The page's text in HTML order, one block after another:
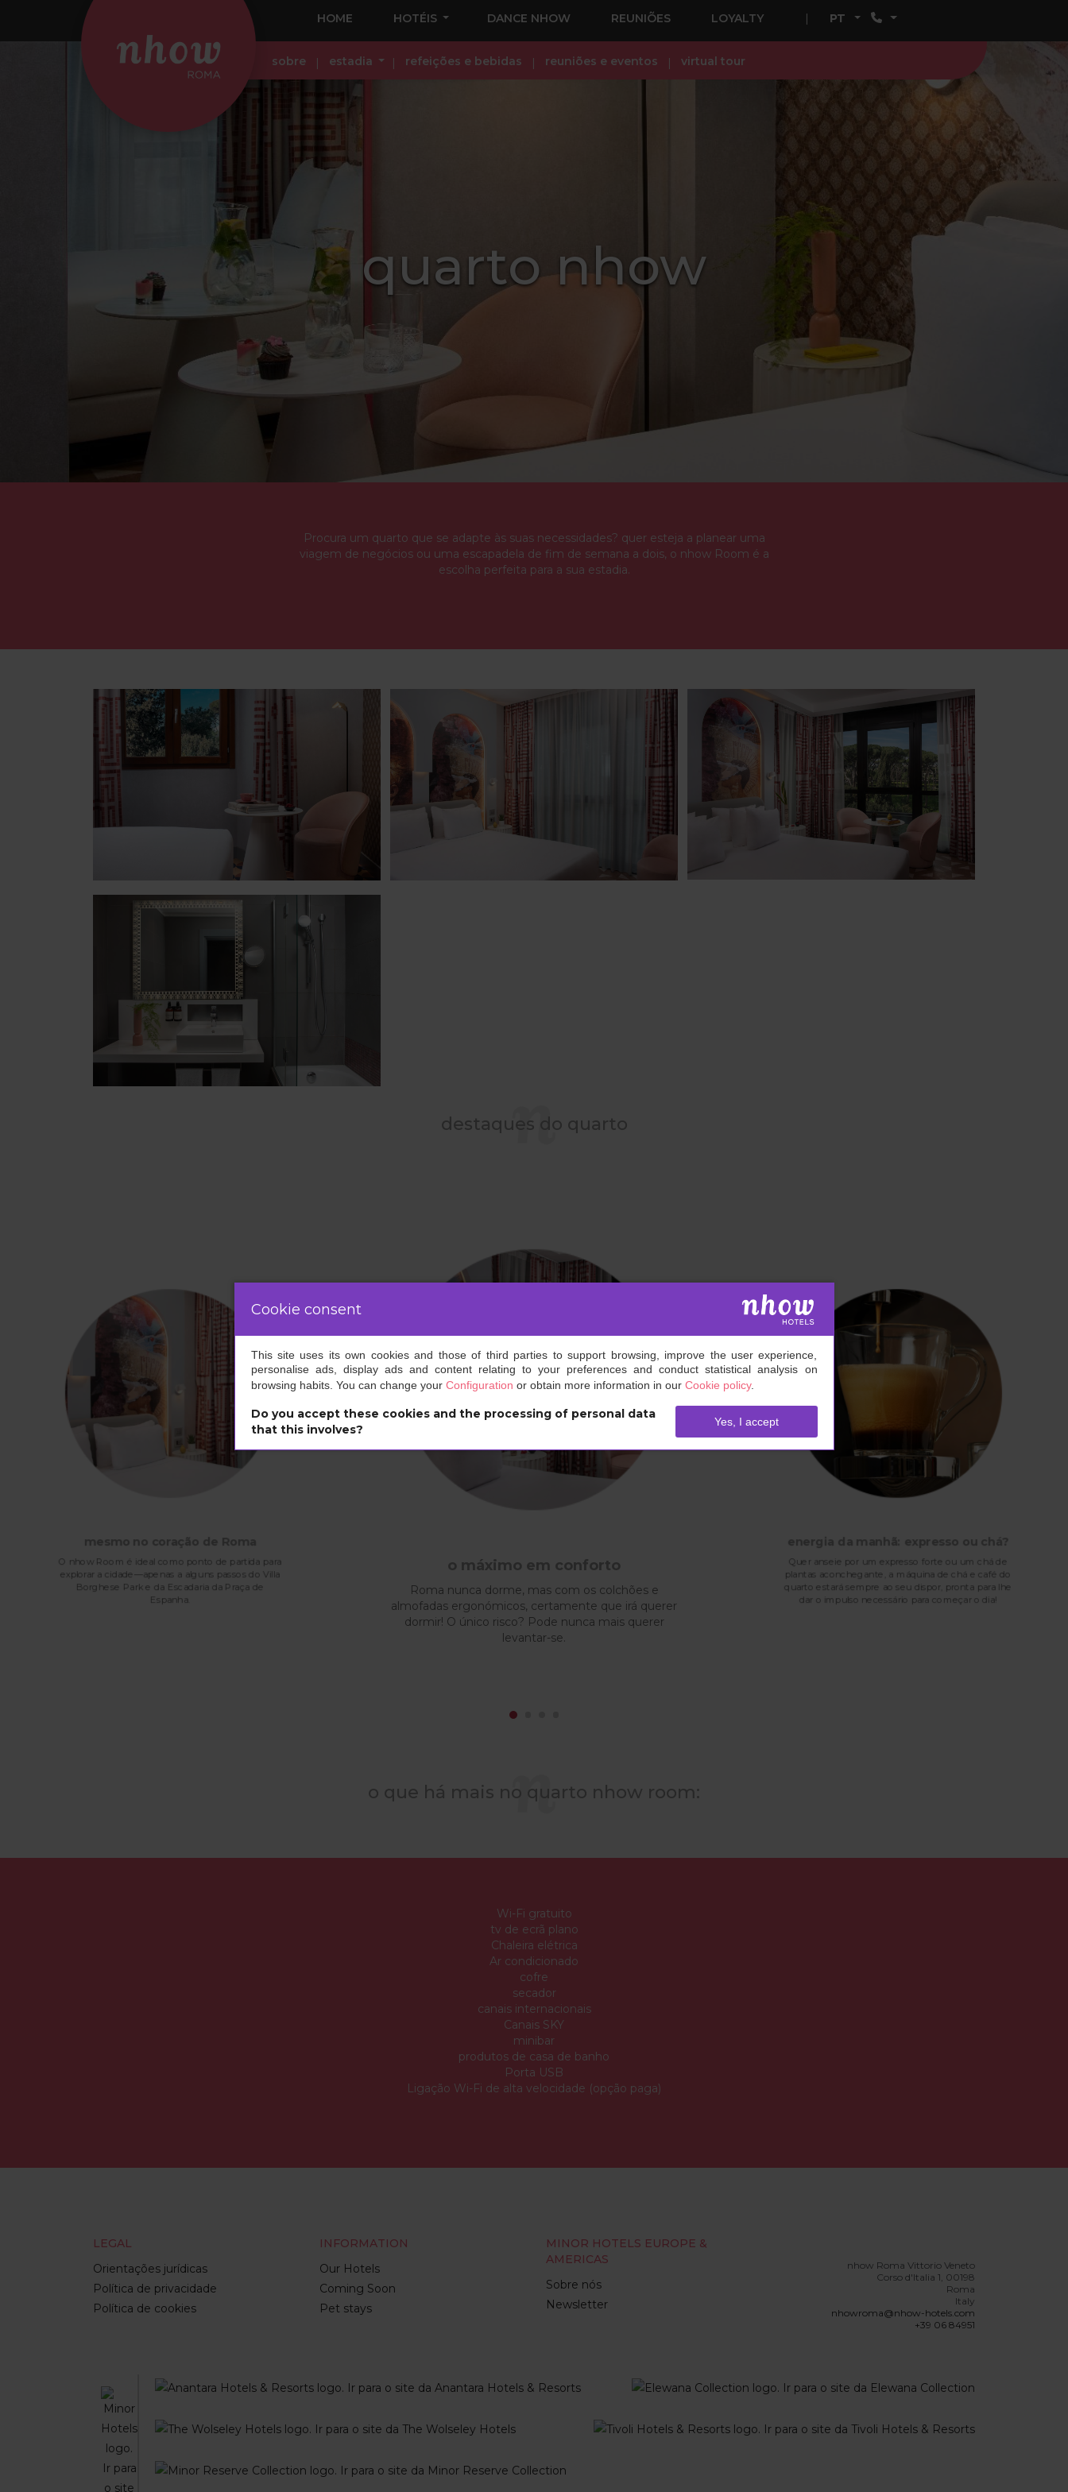
HOME HOTÉIS DANCE NHOW REUNIÕES LOYALTY PT
sobre estadia refeições e bebidas reuniões e eventos virtual tour
quarto nhow
Procura um quarto que se adapte às suas necessidades? quer esteja a planear uma
viagem de negócios ou uma escapadela de fim de semana a dois, o nhow Room é a
escolha perfeita para a sua estadia.
destaques do quarto
mesmo no coração de Roma
O nhow Room é ideal como ponto de partida para
explorar a cidade—apenas a alguns passos do Villa
Borghese Park e da Escadaria da Praça de
Espanha.
o máximo em conforto
Roma nunca dorme, mas com os colchões e
almofadas ergonómicos, certamente que irá querer
dormir! O único risco? Pode nunca mais querer
levantar-se.
energia da manhã: expresso ou chá?
Quer anseie por um expresso forte ou um chá de
plantas aconchegante, a máquina de chá e café do
quarto estará sempre ao seu dispor, pronta para lhe
dar o impulso necessário para começar o dia!
o que há mais no quarto nhow room:
Wi-Fi gratuito
tv de ecrã plano
Chaleira elétrica
Ar condicionado
cofre
secador
canais internacionais
Canais SKY
minibar
produtos de casa de banho
Porta USB
Ligação Wi-Fi de alta velocidade (opção paga)
LEGAL
Orientações jurídicas
Política de privacidade
Política de cookies
INFORMATION
Our Hotels
Coming Soon
Pet stays
MINOR HOTELS EUROPE &
AMERICAS
Sobre nós
Newsletter
nhow Roma Vittorio Veneto
Corso d'Italia 1, 00198
Roma
Italy
nhowroma@nhow-hotels.com
+39 06 84951
Cookie consent
This site uses its own cookies and those of third parties to support browsing, improve the user experience,
personalise ads, display ads and content relating to your preferences and conduct statistical analysis on
browsing habits. You can change your Configuration or obtain more information in our Cookie policy.
Do you accept these cookies and the processing of personal data
that this involves?
Yes, I accept